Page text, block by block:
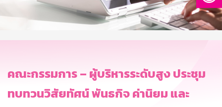
ติดต่อเรา
บริการออนไลน์
TH
EN
คณะกรรมการ – ผู้บริหารระดับสูง ประชุม
ทบทวนวิสัยทัศน์ พันธกิจ ค่านิยม และ